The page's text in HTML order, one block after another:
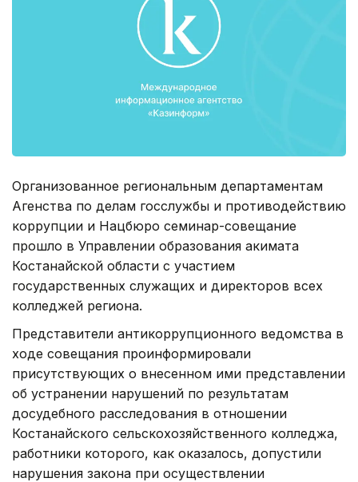
Организованное региональным департаментам
Агенства по делам госслужбы и противодействию
коррупции и Нацбюро семинар-совещание
прошло в Управлении образования акимата
Костанайской области с участием
государственных служащих и директоров всех
колледжей региона.
Представители антикоррупционного ведомства в
ходе совещания проинформировали
присутствующих о внесенном ими представлении
об устранении нарушений по результатам
досудебного расследования в отношении
Костанайского сельскохозяйственного колледжа,
работники которого, как оказалось, допустили
нарушения закона при осуществлении